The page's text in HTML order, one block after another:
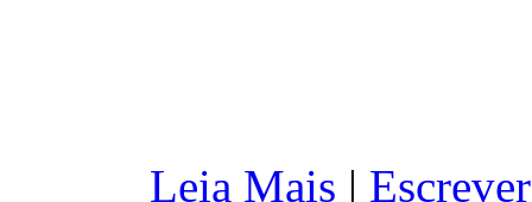
Leia Mais |